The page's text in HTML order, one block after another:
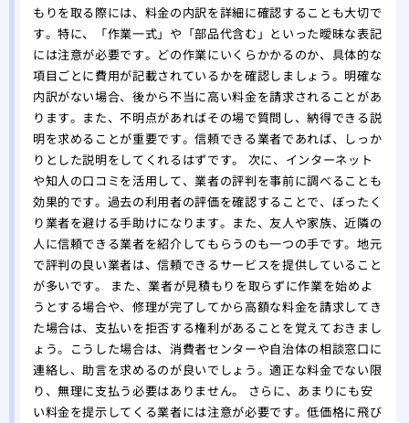
もりを取る際には、料金の内訳を詳細に確認することも大切で
す。特に、「作業一式」や「部品代含む」といった曖昧な表記
には注意が必要です。どの作業にいくらかかるのか、具体的な
項目ごとに費用が記載されているかを確認しましょう。明確な
内訳がない場合、後から不当に高い料金を請求されることがあ
ります。また、不明点があればその場で質問し、納得できる説
明を求めることが重要です。信頼できる業者であれば、しっか
りとした説明をしてくれるはずです。 次に、インターネット
や知人の口コミを活用して、業者の評判を事前に調べることも
効果的です。過去の利用者の評価を確認することで、ぼったく
り業者を避ける手助けになります。また、友人や家族、近隣の
人に信頼できる業者を紹介してもらうのも一つの手です。地元
で評判の良い業者は、信頼できるサービスを提供していること
が多いです。 また、業者が見積もりを取らずに作業を始めよ
うとする場合や、修理が完了してから高額な料金を請求してき
た場合は、支払いを拒否する権利があることを覚えておきまし
ょう。こうした場合は、消費者センターや自治体の相談窓口に
連絡し、助言を求めるのが良いでしょう。適正な料金でない限
り、無理に支払う必要はありません。 さらに、あまりにも安
い料金を提示してくる業者には注意が必要です。低価格に飛び